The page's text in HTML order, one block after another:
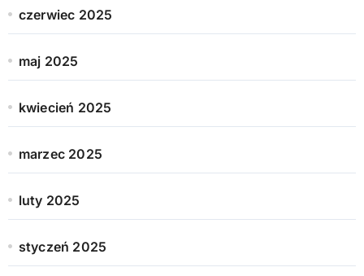
czerwiec 2025
maj 2025
kwiecień 2025
marzec 2025
luty 2025
styczeń 2025